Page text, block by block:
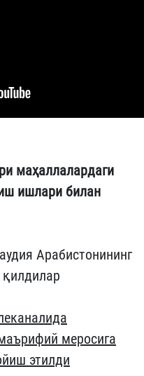
маҳаллалардаги
ишлари билан
Арабистонининг
қилдилар
меросига
этилди